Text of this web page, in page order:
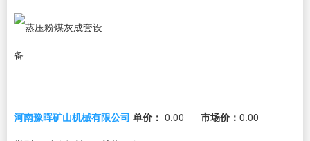
河南豫晖矿山机械有限公司 单价： 0.00 市场价： 0.00